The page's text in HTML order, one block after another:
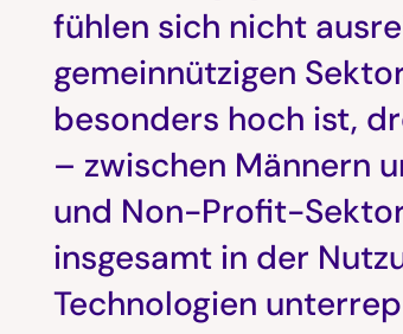
fühlen sich nicht
gemeinnützigen
besonders hoch ist,
– zwischen Männern
und Non-Profit-
insgesamt in der
Technologien